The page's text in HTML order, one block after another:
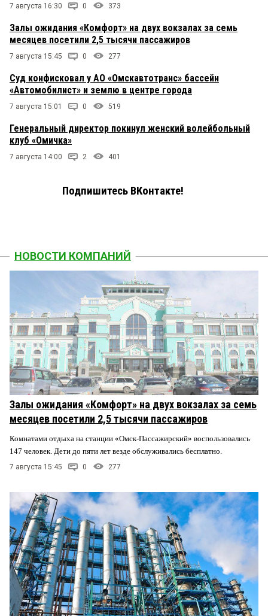
7 августа 16:30 0 373
Залы ожидания «Комфорт» на двух вокзалах за семь
месяцев посетили 2,5 тысячи пассажиров
7 августа 15:45 0 277
Суд конфисковал у АО «Омскавтотранс» бассейн
«Автомобилист» и землю в центре города
7 августа 15:01 0 519
Генеральный директор покинул женский волейбольный
клуб «Омичка»
7 августа 14:00 2 401
Подпишитесь ВКонтакте!
НОВОСТИ КОМПАНИЙ
Залы ожидания «Комфорт» на двух вокзалах за семь
месяцев посетили 2,5 тысячи пассажиров
Комнатами отдыха на станции «Омск-Пассажирский» воспользовались
147 человек. Дети до пяти лет везде обслуживались бесплатно.
7 августа 15:45 0 277